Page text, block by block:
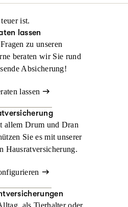
von 48 Stunden neu
Jetzt beraten lassen
ist.
lassen
zu unseren
beraten wir Sie rund
Absicherung!
lassen
allem Drum und Dran
Sie es mit unserer
Hausratversicherung.
als Tierhalter oder